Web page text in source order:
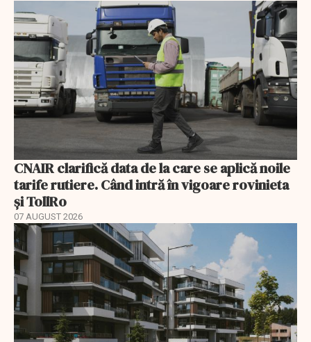
CNAIR clarifică data de la care se aplică noile
tarife rutiere. Când intră în vigoare rovinieta
și TollRo
07 AUGUST 2026